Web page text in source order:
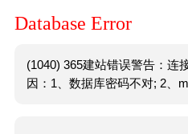
Database Error
(1040) 365建站错误警告：连
因：1、数据库密码不对; 2、